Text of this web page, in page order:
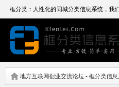
框分类：人性化的同城分类信息系统，
地方互联网创业交流论坛 - 框分类信